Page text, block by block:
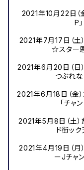
2021年10月22日（
Ｐ
2021年7月17日（
☆スター
2021年6月20日（
つぶれな
2021年6月18日（金
「チャ
2021年5月8日（土
ド街ッ
2021年4月19日（
ーJチャ